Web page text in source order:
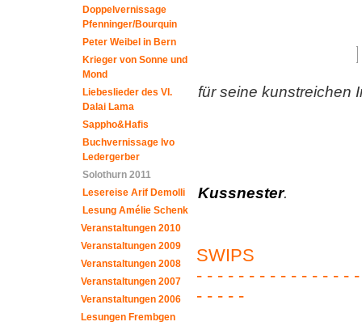
Doppelvernissage
Pfenninger/Bourquin
Peter Weibel in Bern
Krieger von Sonne und
Mond
Liebeslieder des VI.
Dalai Lama
Sappho&Hafis
Buchvernissage Ivo
Ledergerber
Solothurn 2011
Lesereise Arif Demolli
Lesung Amélie Schenk
Veranstaltungen 2010
Veranstaltungen 2009
Veranstaltungen 2008
Veranstaltungen 2007
Veranstaltungen 2006
Lesungen Frembgen
für seine kunstreichen
Kussnester.
SWIPS
- - - - - - - - - - - - - - -
- - - - -